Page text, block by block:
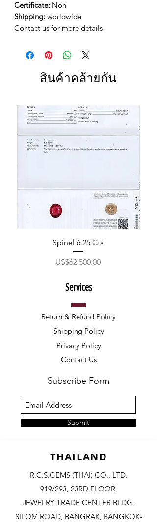
Certificate: Non
Shipping: worldwide
Contact us for more details
สินค้าคล้ายกัน
Spinel 6.25 Cts
ราคา
US$62,500.00
Services
Return & Refund Policy
Shipping Policy
Privacy Policy
Contact Us
Subscribe Form
Submit
THAILAND
R.C.S.GEMS (THAI) CO., LTD.
919/293, 23RD FLOOR,
JEWELRY TRADE CENTER BLDG,
SILOM ROAD, BANGRAK, BANGKOK-